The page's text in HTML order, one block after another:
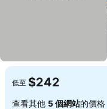
低至 $242
查看其他 5 個網站的價格